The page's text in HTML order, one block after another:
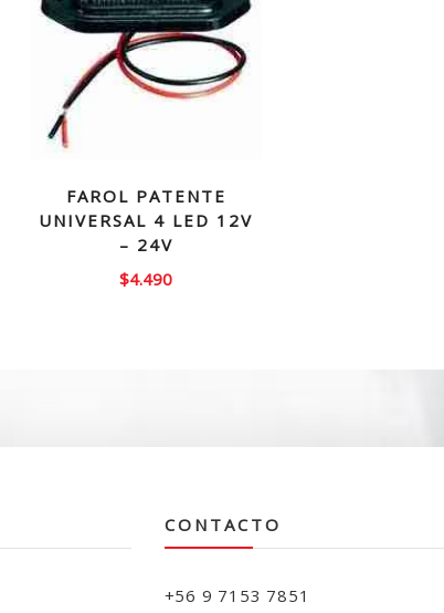
FAROL PATENTE
UNIVERSAL 4 LED 12V
– 24V
$4.490
CONTACTO
+56 9 7153 7851